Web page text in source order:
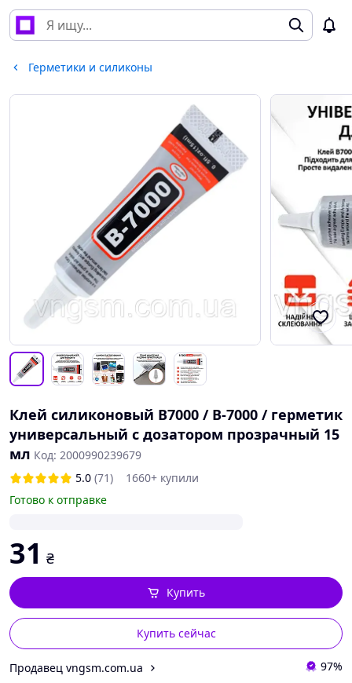
Герметики и силиконы
Клей силиконовый B7000 / B-7000 / герметик
универсальный с дозатором прозрачный 15
мл Код: 2000990239679
5.0 (71)
1660+ купили
Готово к отправке
31 ₴
Купить сейчас
Купить
Продавец vngsm.com.ua 97%